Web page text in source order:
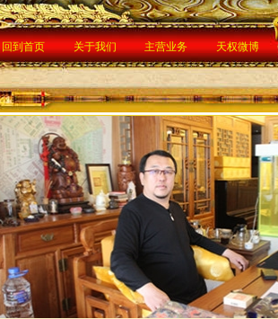
回到首页 关于我们 主营业务 天权微博